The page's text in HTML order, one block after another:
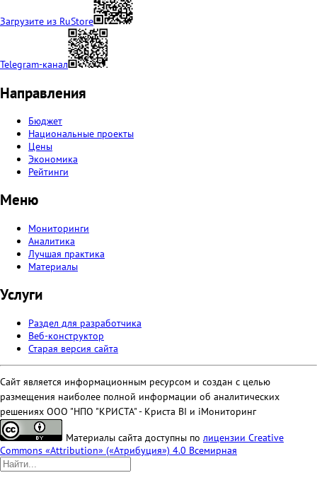
Загрузите из RuStore
Telegram-канал
Направления
Бюджет
Национальные проекты
Цены
Экономика
Рейтинги
Меню
Мониторинги
Аналитика
Лучшая практика
Материалы
Услуги
Раздел для разработчика
Веб-конструктор
Старая версия сайта
Сайт является информационным ресурсом и создан с целью
размещения наиболее полной информации об аналитических
решениях ООО "НПО "КРИСТА" - Криста BI и iМониторинг
Материалы сайта доступны по лицензии Creative
Commons «Attribution» («Атрибуция») 4.0 Всемирная